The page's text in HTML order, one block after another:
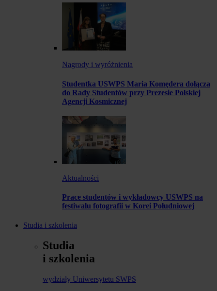
Nagrody i wyróżnienia
Studentka USWPS Maria Komędera dołącza
do Rady Studentów przy Prezesie Polskiej
Agencji Kosmicznej
Aktualności
Prace studentów i wykładowcy USWPS na
festiwalu fotografii w Korei Południowej
Studia i szkolenia
Studia
i szkolenia
wydziały Uniwersytetu SWPS